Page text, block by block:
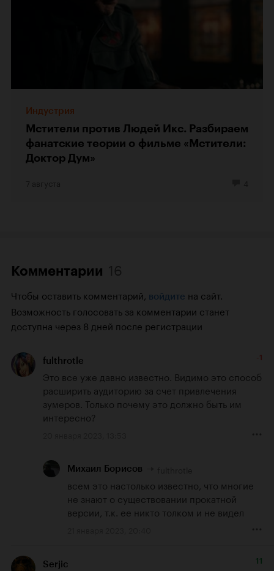
Индустрия
Мстители против Людей Икс. Разбираем
фанатские теории о фильме «Мстители:
Доктор Дум»
Комментарии
Чтобы оставить комментарий, войдите на сайт.
Возможность голосовать за комментарии станет
доступна через 8 дней после регистрации
fulthrotle -1
Это все уже давно известно. Видимо это способ
расширить аудиторию за счет привлечения
зумеров. Только почему это должно быть им
интересно?
Михаил Борисов
всем это настолько известно, что многие
не знают о существовании прокатной
версии, т.к. ее никто толком и не видел
Serjic 11